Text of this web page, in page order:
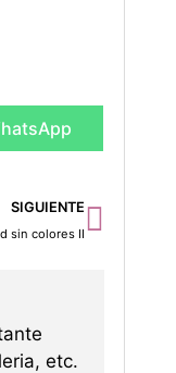
SIGUIENTE
sin colores II
etc.